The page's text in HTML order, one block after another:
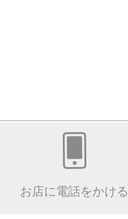
お店に電話をかける